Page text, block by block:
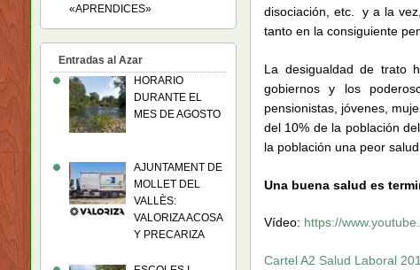
disociación, etc. y a la
tanto en la consiguiente
La desigualdad de trato
gobiernos y los
pensionistas, jóvenes,
del 10% de la población
la población una peor
Una buena salud es
Vídeo: https://
Cartel A2 Salud Laboral
«APRENDICES»
Entradas al Azar
HORARIO
DURANTE EL
MES DE AGOSTO
AJUNTAMENT DE
MOLLET DEL
VALLÈS:
VALORIZA ACOSA
Y PRECARIZA